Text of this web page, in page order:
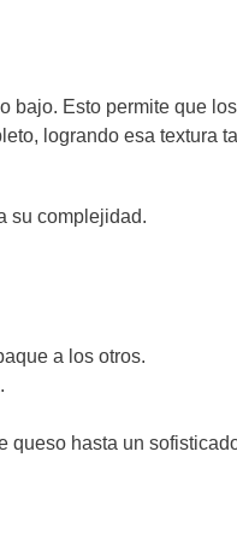
bajo. Esto permite que los
logrando esa textura
su complejidad.
a los otros.
queso hasta un